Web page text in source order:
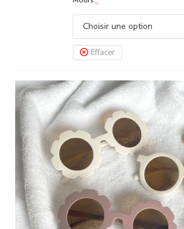
Effacer